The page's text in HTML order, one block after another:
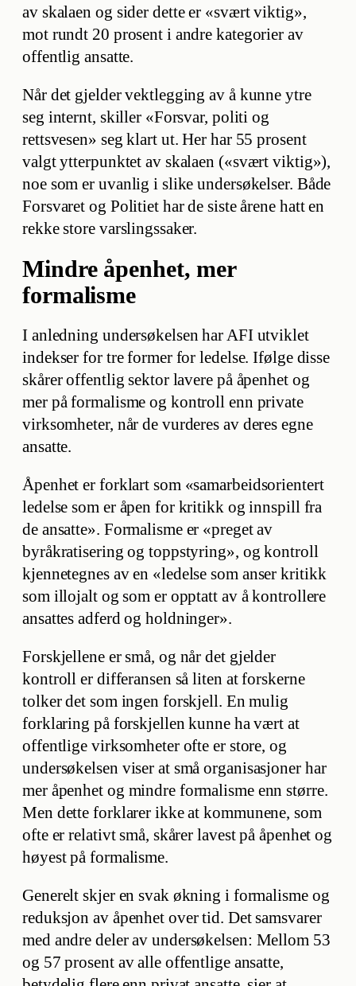
av skalaen og sider dette er «svært viktig»,
mot rundt 20 prosent i andre kategorier av
offentlig ansatte.
Når det gjelder vektlegging av å kunne ytre
seg internt, skiller «Forsvar, politi og
rettsvesen» seg klart ut. Her har 55 prosent
valgt ytterpunktet av skalaen («svært viktig»),
noe som er uvanlig i slike undersøkelser. Både
Forsvaret og Politiet har de siste årene hatt en
rekke store varslingssaker.
Mindre åpenhet, mer
formalisme
I anledning undersøkelsen har AFI utviklet
indekser for tre former for ledelse. Ifølge disse
skårer offentlig sektor lavere på åpenhet og
mer på formalisme og kontroll enn private
virksomheter, når de vurderes av deres egne
ansatte.
Åpenhet er forklart som «samarbeidsorientert
ledelse som er åpen for kritikk og innspill fra
de ansatte». Formalisme er «preget av
byråkratisering og toppstyring», og kontroll
kjennetegnes av en «ledelse som anser kritikk
som illojalt og som er opptatt av å kontrollere
ansattes adferd og holdninger».
Forskjellene er små, og når det gjelder
kontroll er differansen så liten at forskerne
tolker det som ingen forskjell. En mulig
forklaring på forskjellen kunne ha vært at
offentlige virksomheter ofte er store, og
undersøkelsen viser at små organisasjoner har
mer åpenhet og mindre formalisme enn større.
Men dette forklarer ikke at kommunene, som
ofte er relativt små, skårer lavest på åpenhet og
høyest på formalisme.
Generelt skjer en svak økning i formalisme og
reduksjon av åpenhet over tid. Det samsvarer
med andre deler av undersøkelsen: Mellom 53
og 57 prosent av alle offentlige ansatte,